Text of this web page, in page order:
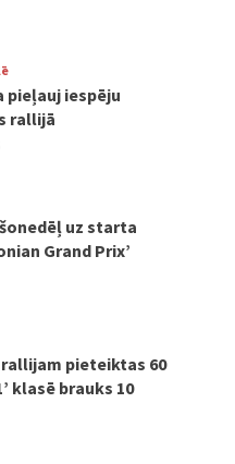
pieļauj iespēju
rallijā
uz starta
Grand Prix’
rallijam pieteiktas 60
klasē brauks 10